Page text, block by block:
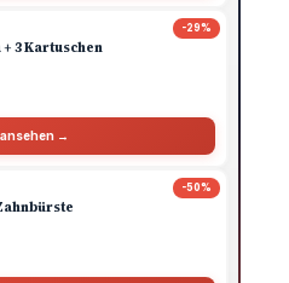
-29%
3 Kartuschen
→
-50%